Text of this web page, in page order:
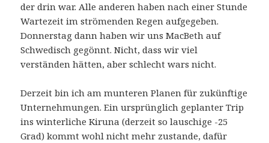
der drin war. Alle anderen haben nach einer Stunde
Wartezeit im strömenden Regen aufgegeben.
Donnerstag dann haben wir uns MacBeth auf
Schwedisch gegönnt. Nicht, dass wir viel
verständen hätten, aber schlecht wars nicht.
Derzeit bin ich am munteren Planen für zukünftige
Unternehmungen. Ein ursprünglich geplanter Trip
ins winterliche Kiruna (derzeit so lauschige -25
Grad) kommt wohl nicht mehr zustande, dafür